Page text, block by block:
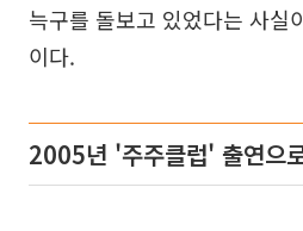
늑구를 돌보고 있었다는 사실
이다.
2005년 '주주클럽' 출연으